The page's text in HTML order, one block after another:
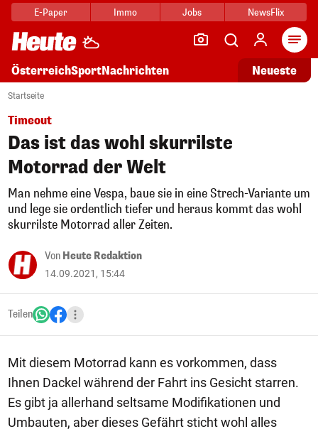
E-Paper Immo Jobs NewsFlix
ÖsterreichSportNachrichten Neueste
Startseite
Timeout
Das ist das wohl skurrilste
Motorrad der Welt
Man nehme eine Vespa, baue sie in eine Strech-Variante um
und lege sie ordentlich tiefer und heraus kommt das wohl
skurrilste Motorrad aller Zeiten.
Von Heute Redaktion
14.09.2021, 15:44
Teilen
Mit diesem Motorrad kann es vorkommen, dass
Ihnen Dackel während der Fahrt ins Gesicht starren.
Es gibt ja allerhand seltsame Modifikationen und
Umbauten, aber dieses Gefährt sticht wohl alles